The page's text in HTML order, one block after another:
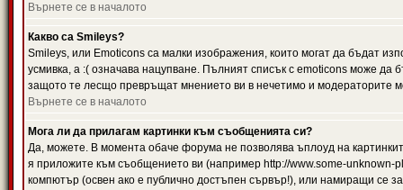
Върнете се в началото
Какво са Smileys?
Smileys, или Emoticons са малки изображения, които могат да бъдат
усмивка, а :( означава нацупване. Пълният списък с emoticons може да
защото те лесщо превръщат мнението ви в нечетимо и модераторите
Върнете се в началото
Мога ли да прилагам картинки към съобщенията си?
Да, можете. В момента обаче форума не позволява ъплоуд на
я приложите към съобщението ви (например http://www.some-
компютър (освен ако е публично достъпен сървър!), или намиращи се